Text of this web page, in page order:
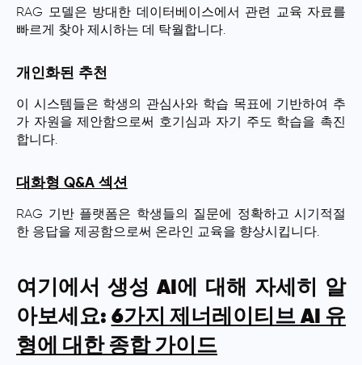
RAG 모델은 방대한 데이터베이스에서 관련 교육 자료를
빠르게 찾아 제시하는 데 탁월합니다.
개인화된 추천
이 시스템들은 학생의 관심사와 학습 목표에 기반하여 추
가 자원을 제안함으로써 호기심과 자기 주도 학습을 촉진
합니다.
대화형 Q&A 섹션
RAG 기반 플랫폼은 학생들의 질문에 정확하고 시기적절
한 응답을 제공함으로써 온라인 교육을 향상시킵니다.
여기에서 생성 AI에 대해 자세히 알
아보세요: 6가지 제너레이티브 AI 유
형에 대한 종합 가이드